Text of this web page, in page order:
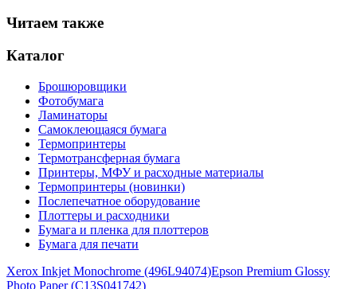
Читаем также
Каталог
Брошюровщики
Фотобумага
Ламинаторы
Самоклеющаяся бумага
Термопринтеры
Термотрансферная бумага
Принтеры, МФУ и расходные материалы
Термопринтеры (новинки)
Послепечатное оборудование
Плоттеры и расходники
Бумага и пленка для плоттеров
Бумага для печати
Xerox Inkjet Monochrome (496L94074)Epson Premium Glossy
Photo Paper (C13S041742)